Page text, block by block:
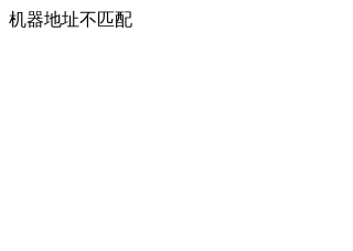
机器地址不匹配